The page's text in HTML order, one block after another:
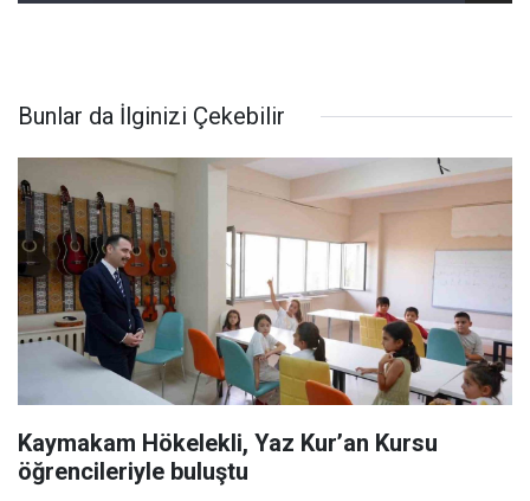
Bunlar da İlginizi Çekebilir
Kaymakam Hökelekli, Yaz Kur’an Kursu
öğrencileriyle buluştu